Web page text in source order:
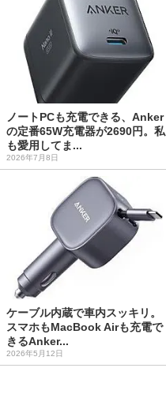
ノートPCも充電できる、Anker
の定番65W充電器が2690円。私
も愛用してま...
2026年7月8日
ケーブル内蔵で車内スッキリ。
スマホもMacBook Airも充電で
きるAnker...
2026年5月12日